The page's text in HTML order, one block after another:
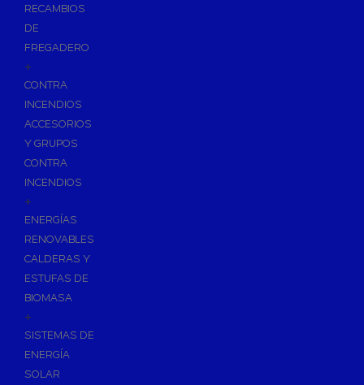
RECAMBIOS
DE
FREGADERO
+
CONTRA
INCENDIOS
ACCESORIOS
Y GRUPOS
CONTRA
INCENDIOS
+
ENERGÍAS
RENOVABLES
CALDERAS Y
ESTUFAS DE
BIOMASA
+
SISTEMAS DE
ENERGÍA
SOLAR